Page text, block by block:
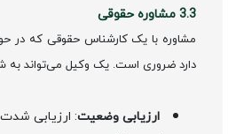
3.3 مشاوره حقوقی
مشاوره با یک کارشناس حقوقی که در
دارد ضروری است. یک وکیل می‌تواند به
ارزیابی وضعیت: ارزیابی